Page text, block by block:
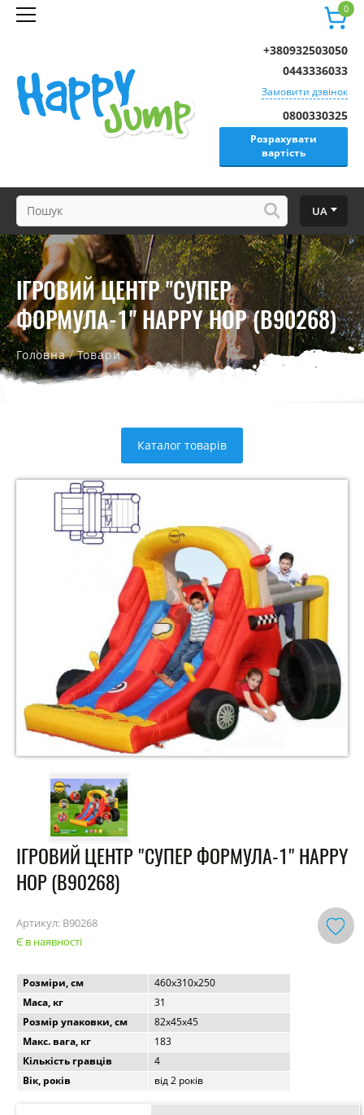
0
0800330325
Розрахувати
вартість
+380932503050
0443336033
Замовити дзвінок
UA
ІГРОВИЙ ЦЕНТР "СУПЕР
ФОРМУЛА-1" HAPPY HOP (B90268)
Головна/Товари
Каталог товарів
ІГРОВИЙ ЦЕНТР "СУПЕР ФОРМУЛА-1" HAPPY
HOP (B90268)
Артикул: B90268
Є в наявності
Розміри, см
460x310x250
Маса, кг
31
Розмір упаковки, см
82x45x45
Макс. вага, кг
183
Кількість гравців
4
Вік, років
від 2 років